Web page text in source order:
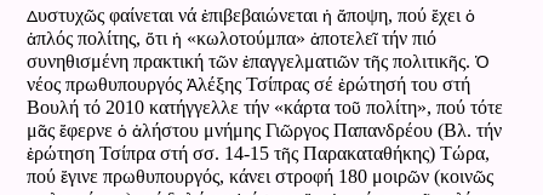
Δυστυχῶς φαίνεται νάἐπιβεβαιώνεταιἡ ἄποψη, πούἔχειὁ
ἁπλός πολίτης,ὅτιἡ «κωλοτούμπα»ἀποτελεῖτήν πιό
συνηθισμένη πρακτική τῶνἐπαγγελματιῶν τῆς πολιτικῆς.Ὁ
νέος πρωθυπουργόςἈλέξης Τσίπρας σέἐρώτησή του στή
Βουλή τό 2010 κατήγγελλε τήν «κάρτα τοῦ πολίτη», πού τότε
μᾶςἔφερνεὁ ἀλήστου μνήμης Γιῶργος Παπανδρέου (Βλ. τήν
ἐρώτηση Τσίπρα στή σσ. 14-15 τῆς Παρακαταθήκης) Τώρα,
πούἔγινε πρωθυπουργός, κάνει στροφή 180 μοιρῶν (κοινῶς